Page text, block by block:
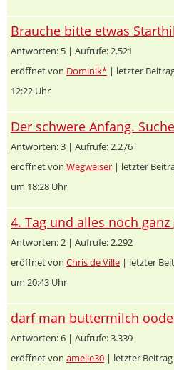
Brauche bitte etwas
Antworten: 5 | Aufrufe: 2.521
eröffnet von Dominik* | letzter
12:22 Uhr
Der schwere Anfang.
Antworten: 3 | Aufrufe: 2.276
eröffnet von Wegweiser | letzter
um 18:28 Uhr
4. Tag und alles noch ganz
Antworten: 2 | Aufrufe: 2.292
eröffnet von Chris de Ville | letzter
um 20:43 Uhr
darf man buttermilch
Antworten: 6 | Aufrufe: 3.339
eröffnet von amelie30 | letzter